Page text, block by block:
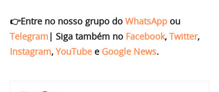
👉Entre no nosso grupo do WhatsApp ou
Telegram | Siga também no Facebook, Twitter,
Instagram, YouTube e Google News.